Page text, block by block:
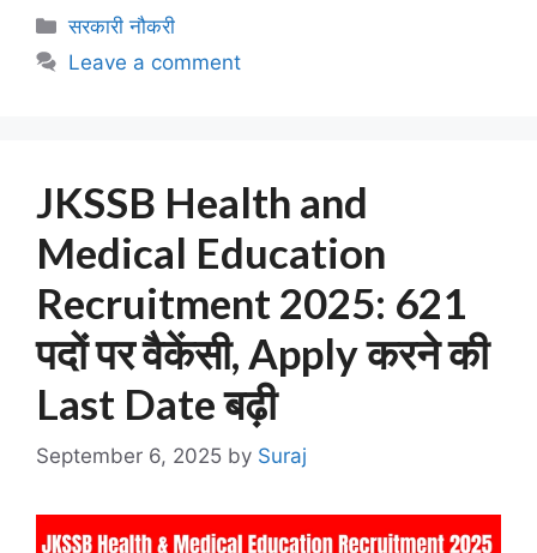
Categories
सरकारी नौकरी
Leave a comment
JKSSB Health and
Medical Education
Recruitment 2025: 621
पदों पर वैकेंसी, Apply करने की
Last Date बढ़ी
September 6, 2025 by Suraj